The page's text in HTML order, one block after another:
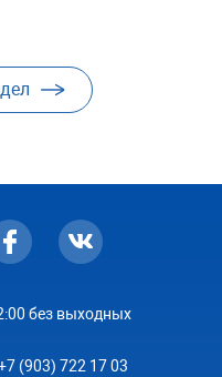
без выходных
(903) 722 17 03